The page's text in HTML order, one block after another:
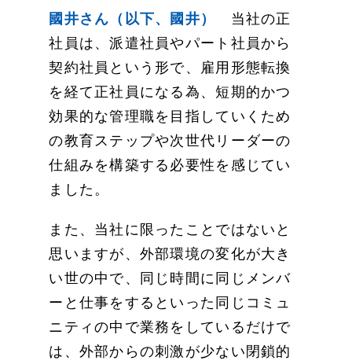
國井さん（以下、國井） 当社の正
社員は、派遣社員やパート社員から
契約社員という形で、雇用形態転換
を経て正社員になる為、短期的かつ
効果的な管理職を目指していくため
の教育ステップや次世代リーダーの
仕組みを構築する必要性を感じてい
ました。
また、当社に限ったことではないと
思いますが、外部環境の変化が大き
い世の中で、同じ時間に同じメンバ
ーと仕事をするといった同じコミュ
ニティの中で業務をしているだけで
は、外部からの刺激が少ない閉鎖的